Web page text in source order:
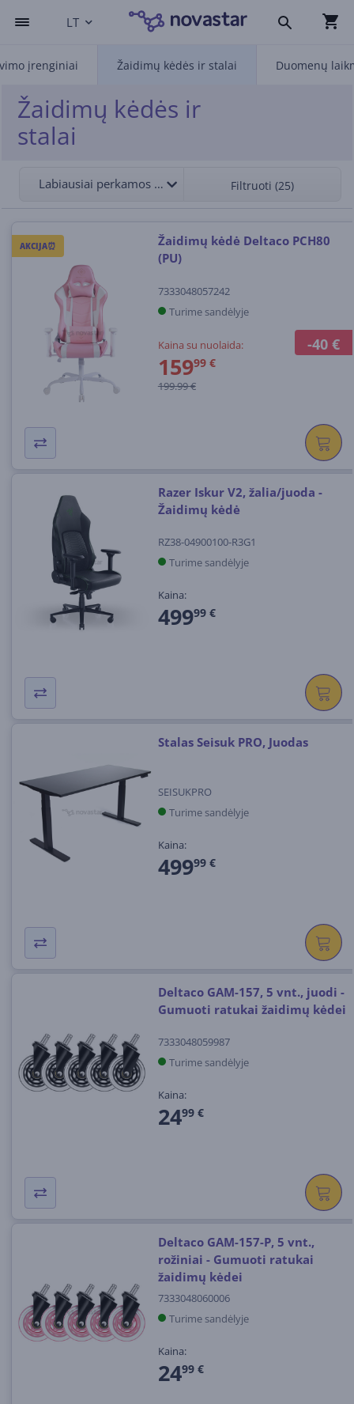
LT
įrenginiai Žaidimų kėdės ir stalai Duomenų
Žaidimų kėdės ir
stalai
Labiausiai perkamos viršuje Filtruoti (25)
AKCIJA⏰
-40 €
Žaidimų kėdė Deltaco PCH80
(PU)
7333048057242
Turime sandėlyje
Kaina su nuolaida:
15999 €
199.99 €
Razer Iskur V2, žalia/juoda -
Žaidimų kėdė
RZ38-04900100-R3G1
Turime sandėlyje
Kaina:
49999 €
Stalas Seisuk PRO, Juodas
SEISUKPRO
Turime sandėlyje
Kaina:
49999 €
Deltaco GAM-157, 5 vnt., juodi -
Gumuoti ratukai žaidimų kėdei
7333048059987
Turime sandėlyje
Kaina:
2499 €
Deltaco GAM-157-P, 5 vnt.,
rožiniai - Gumuoti ratukai
žaidimų kėdei
7333048060006
Turime sandėlyje
Kaina:
2499 €